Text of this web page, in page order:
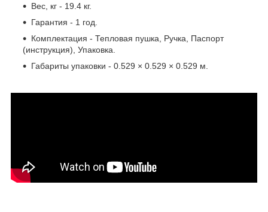
Вес, кг - 19.4 кг.
Гарантия - 1 год.
Комплектация - Тепловая пушка, Ручка, Паспорт
(инструкция), Упаковка.
Габариты упаковки - 0.529 × 0.529 × 0.529 м.